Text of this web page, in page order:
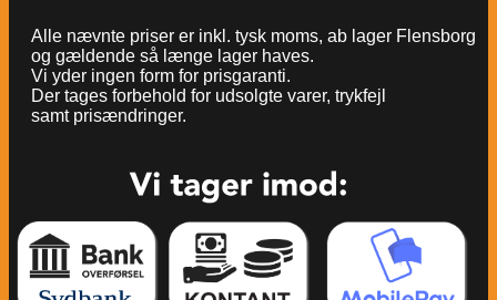
Alle nævnte priser er inkl. tysk moms, ab lager Flensborg
og gældende så længe lager haves.
Vi yder ingen form for prisgaranti.
Der tages forbehold for udsolgte varer, trykfejl
samt prisændringer.